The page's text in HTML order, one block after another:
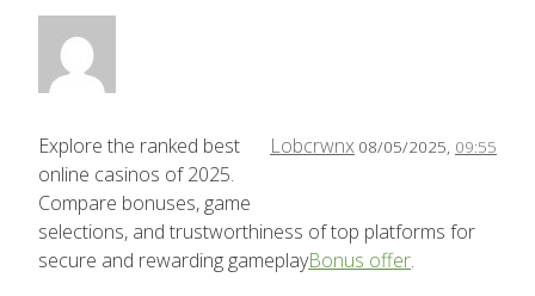
Lobcrwnx 08/05/2025, 09:55
Explore the ranked best
online casinos of 2025.
Compare bonuses, game
selections, and trustworthiness of top platforms for
secure and rewarding gameplayBonus offer.